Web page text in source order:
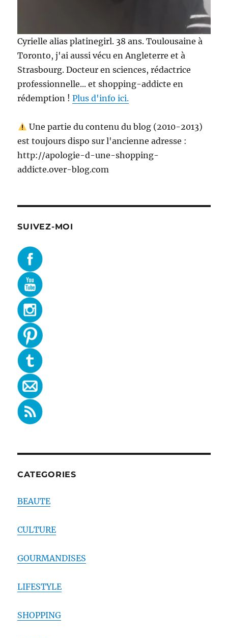
Cyrielle alias platinegirl. 38 ans. Toulousaine à
Toronto, j'ai aussi vécu en Angleterre et à
Strasbourg. Docteur en sciences, rédactrice
professionnelle... et shopping-addicte en
rédemption !Plus d'info ici.
Une partie du contenu du blog (2010-2013)
est toujours dispo sur l'ancienne adresse :
http://apologie-d-une-shopping-
addicte.over-blog.com
SUIVEZ-MOI
CATEGORIES
BEAUTE
CULTURE
GOURMANDISES
LIFESTYLE
SHOPPING